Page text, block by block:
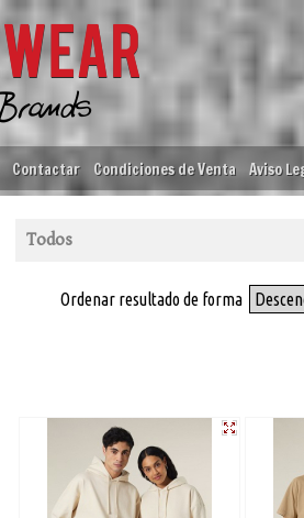
Contactar Condiciones de Venta Aviso
Todos
Ordenar resultado de forma